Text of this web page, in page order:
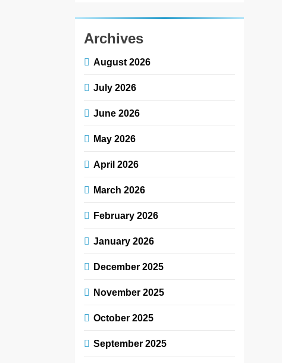
Archives
August 2026
July 2026
June 2026
May 2026
April 2026
March 2026
February 2026
January 2026
December 2025
November 2025
October 2025
September 2025